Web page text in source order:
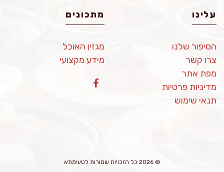
עלינו
הסיפור שלנו
צרו קשר
מפת אתר
מדיניות פרטיות
תנאי שימוש
מתכונים
מגזין האוכל
מידע מקצועי
© 2026 כל הזכויות שמורות לטעימתא